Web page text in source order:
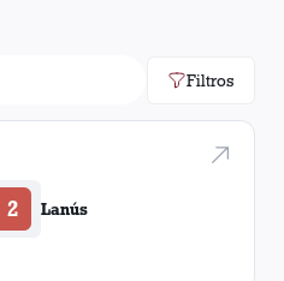
Filtros
2 Lanús